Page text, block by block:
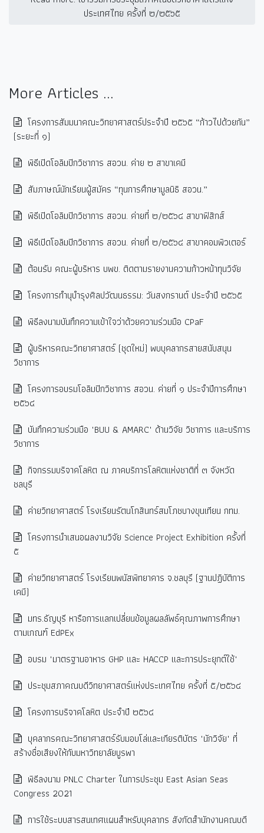
ประเทศไทย ครั้งที่ ๒/๒๕๖๕
More Articles ...
โครงการสัมมนาคณะวิทยาศาสตร์ประจำปี ๒๕๖๕ “ก้าวไปด้วยกัน”
(ระยะที่ ๑)
พิธีเปิดโอลิมปิกวิชาการ สอวน. ค่าย ๒ สาขาเคมี
สัมภาษณ์นักเรียนผู้สมัคร “ทุนการศึกษามูลนิธิ สอวน.”
พิธีเปิดโอลิมปิกวิชาการ สอวน. ค่ายที่ ๒/๒๕๖๔ สาขาฟิสิกส์
พิธีเปิดโอลิมปิกวิชาการ สอวน. ค่ายที่ ๒/๒๕๖๔ สาขาคอมพิวเตอร์
ต้อนรับ คณะผู้บริหาร บพข. ติดตามรายงานความก้าวหน้าทุนวิจัย
โครงการทำนุบำรุงศิลปวัฒนธรรม: วันสงกรานต์ ประจำปี ๒๕๖๕
พิธีลงนามบันทึกความเข้าใจว่าด้วยความร่วมมือ CPaF
ผู้บริหารคณะวิทยาศาสตร์ (ชุดใหม่) พบบุคลากรสายสนับสนุน
วิชาการ
โครงการอบรมโอลิมปิกวิชาการ สอวน. ค่ายที่ ๑ ประจำปีการศึกษา
๒๕๖๔
บันทึกความร่วมมือ "BUU & AMARC" ด้านวิจัย วิชาการ และบริการ
วิชาการ
กิจกรรมบริจาคโลหิต ณ ภาคบริการโลหิตแห่งชาติที่ ๓ จังหวัด
ชลบุรี
ค่ายวิทยาศาสตร์ โรงเรียนรัตนโกสินทร์สมโภชบางขุนเทียน กทม.
โครงการนำเสนอผลงานวิจัย Science Project Exhibition ครั้งที่
๕
ค่ายวิทยาศาสตร์ โรงเรียนพนัสพิทยาคาร จ.ชลบุรี (ฐานปฏิบัติการ
เคมี)
มทร.ธัญบุรี หารือการแลกเปลี่ยนข้อมูลผลลัพธ์คุณภาพการศึกษา
ตามเกณฑ์ EdPEx
อบรม "มาตรฐานอาหาร GHP และ HACCP และการประยุกต์ใช้"
ประชุมสภาคณบดีวิทยาศาสตร์แห่งประเทศไทย ครั้งที่ ๕/๒๕๖๔
โครงการบริจาคโลหิต ประจำปี ๒๕๖๔
บุคลากรคณะวิทยาศาสตร์รับมอบโล่และเกียรติบัตร "นักวิจัย" ที่
สร้างชื่อเสียงให้กับมหาวิทยาลัยบูรพา
พิธีลงนาม PNLC Charter ในการประชุม East Asian Seas
Congress 2021
การใช้ระบบสารสนเทศแผนสำหรับบุคลากร สังกัดสำนักงานคณบดี